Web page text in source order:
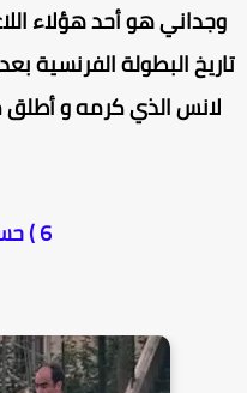
وجداني هو أحد هؤلاء
لانس الذي كرمه و أطلق